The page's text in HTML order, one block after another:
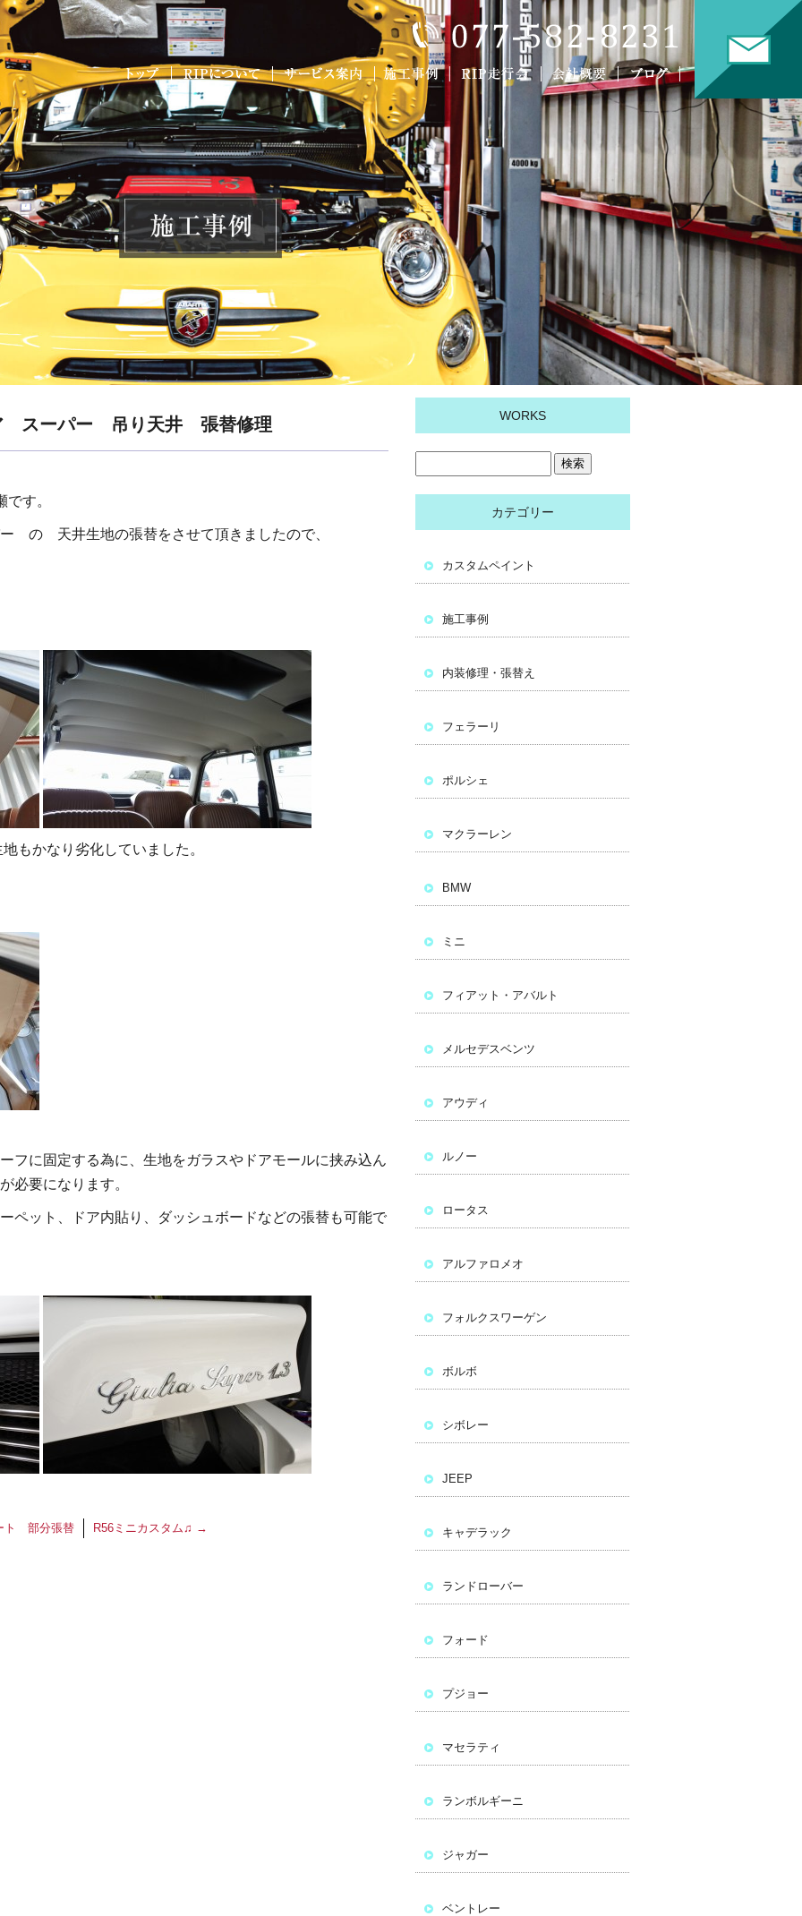
スーパー 吊り天井 張替修理
す。
の 天井生地の張替をさせて頂きましたので、
もかなり劣化していました。
フに固定する為に、生地をガラスやドアモールに挟み込ん
必要になります。
ペット、ドア内貼り、ダッシュボードなどの張替も可能で
ト 部分張替 R56ミニカスタム♫ →
WORKS
カテゴリー
カスタムペイント
施工事例
内装修理・張替え
フェラーリ
ポルシェ
マクラーレン
BMW
ミニ
フィアット・アバルト
メルセデスベンツ
アウディ
ルノー
ロータス
アルファロメオ
フォルクスワーゲン
ボルボ
シボレー
JEEP
キャデラック
ランドローバー
フォード
プジョー
マセラティ
ランボルギーニ
ジャガー
ベントレー